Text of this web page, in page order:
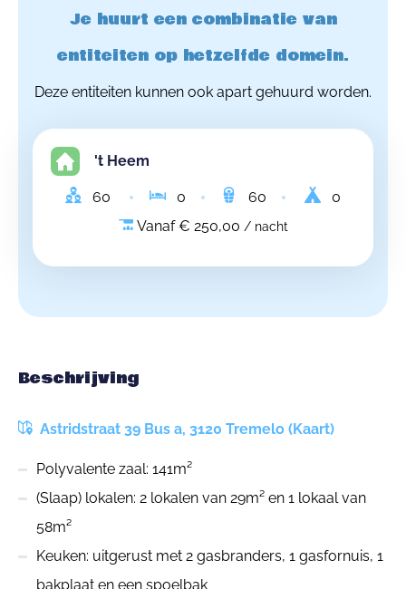
Je huurt een combinatie van
entiteiten op hetzelfde domein.
Deze entiteiten kunnen ook apart gehuurd worden.
't Heem
60 0 60
0
Vanaf € 250,00 / nacht
Beschrijving
Astridstraat 39 Bus a, 3120 Tremelo (Kaart)
Polyvalente zaal: 141m²
(Slaap) lokalen: 2 lokalen van 29m² en 1 lokaal van
58m²
Keuken: uitgerust met 2 gasbranders, 1 gasfornuis, 1
bakplaat en een spoelbak